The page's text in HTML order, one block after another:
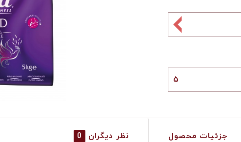
جزئیات محصول نظر دیگران 0